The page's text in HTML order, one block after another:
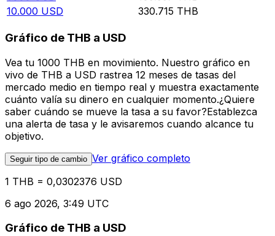
10.000 USD 330.715 THB
Gráfico de THB a USD
Vea tu 1000 THB en movimiento. Nuestro gráfico en
vivo de THB a USD rastrea 12 meses de tasas del
mercado medio en tiempo real y muestra exactamente
cuánto valía su dinero en cualquier momento.¿Quiere
saber cuándo se mueve la tasa a su favor?Establezca
una alerta de tasa y le avisaremos cuando alcance tu
objetivo.
Seguir tipo de cambio Ver gráfico completo
1 THB = 0,0302376 USD
6 ago 2026, 3:49 UTC
Gráfico de THB a USD